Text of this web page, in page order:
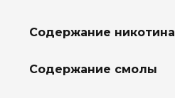
Содержание никотина
Содержание смолы